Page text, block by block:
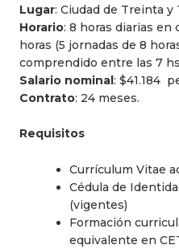
Lugar: Ciudad de Treinta y
Horario: 8 horas diarias en
horas (5 jornadas de 8
comprendido entre las 7
Salario nominal: $41.184
Contrato: 24 meses.
Requisitos
Currículum Vitae
Cédula de
(vigentes)
Formación
equivalente en